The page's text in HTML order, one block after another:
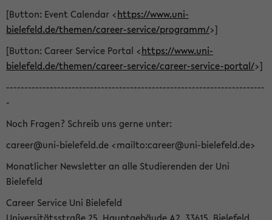
[Button: Event Calendar <https://www.uni-
bielefeld.de/themen/career-service/programm/>]
[Button: Career Service Portal <https://www.uni-
bielefeld.de/themen/career-service/career-service-portal/>]
-----------------------------------------------------------------------
-
Noch Fragen? Schreib uns gerne unter:
career@uni-bielefeld.de <mailto:career@uni-bielefeld.de>
Monatlicher Newsletter an alle Studierenden der Uni
Bielefeld
Career Service Uni Bielefeld